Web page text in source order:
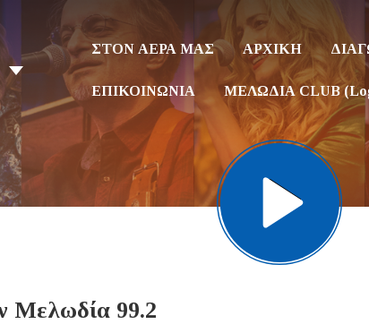
ΣΤΟΝ ΑΕΡΑ ΜΑΣ ΑΡΧΙΚΗ
ΕΠΙΚΟΙΝΩΝΙΑ ΜΕΛΩΔΙΑ CLUB
Μελωδία 99.2